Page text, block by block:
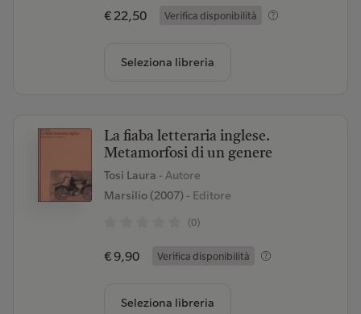
€ 22,50 Verifica disponibilità
Seleziona libreria
La fiaba letteraria inglese.
Metamorfosi di un genere
Tosi Laura - Autore
Marsilio (2007)- Editore
(0)
€ 9,90 Verifica disponibilità
Seleziona libreria